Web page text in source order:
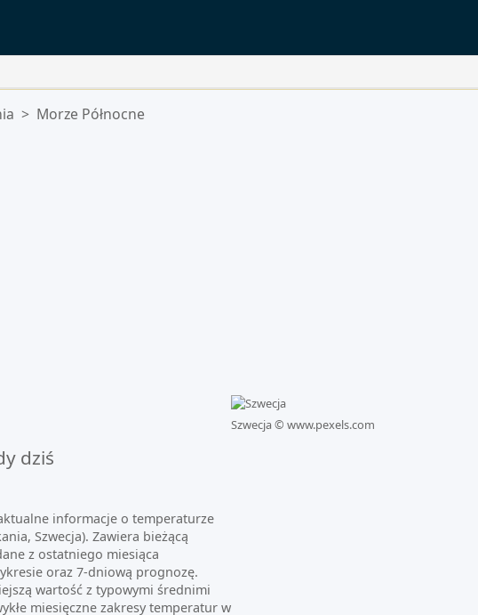
> Morze Północne
dziś
informacje o temperaturze
Szwecja). Zawiera bieżącą
z ostatniego miesiąca
oraz 7-dniową prognozę.
wartość z typowymi średnimi
miesięczne zakresy temperatur w
Szwecja © www.pexels.com